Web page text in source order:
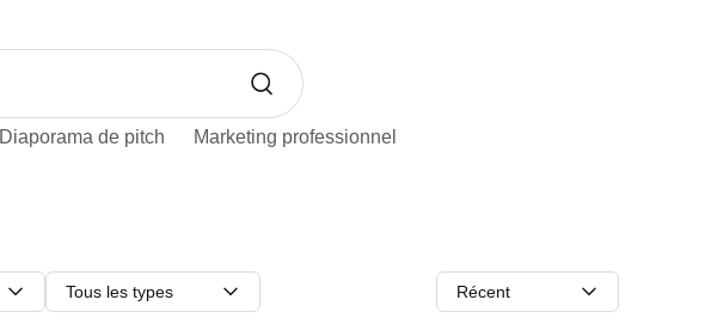
Diaporama de pitch
Marketing professionnel
Tous les types Récent